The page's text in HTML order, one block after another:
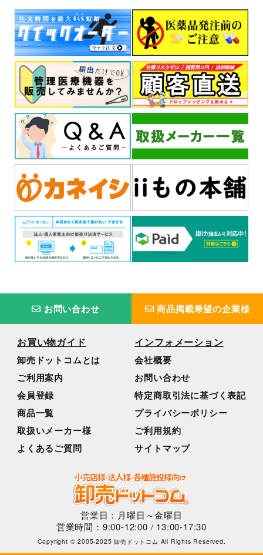
お問い合わせ 商品掲載希望の企業様
お買い物ガイド
卸売ドットコムとは
ご利用案内
会員登録
商品一覧
取扱いメーカー様
よくあるご質問
インフォメーション
会社概要
お問い合わせ
特定商取引法に基づく表記
プライバシーポリシー
ご利用規約
サイトマップ
営業日：月曜日～金曜日
営業時間：9:00-12:00 / 13:00-17:30
Copyright © 2005-2025 卸売ドットコム All Rights Reserved.